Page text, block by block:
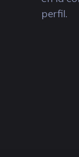
perfil.